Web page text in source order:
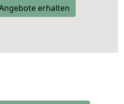
erhalten